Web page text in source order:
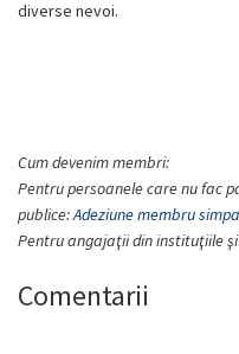
diverse nevoi.
Cum devenim membri:
Pentru persoanele care nu fac
publice:Adeziune membru
Pentru angajaţii din instituţiile
Comentarii